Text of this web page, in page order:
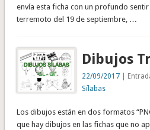
envía esta ficha con un profundo
terremoto del 19 de septiembre, …
Dibujos
22/09/2017 |
Sílabas
Los dibujos están en dos formatos
que hay dibujos en las fichas que no